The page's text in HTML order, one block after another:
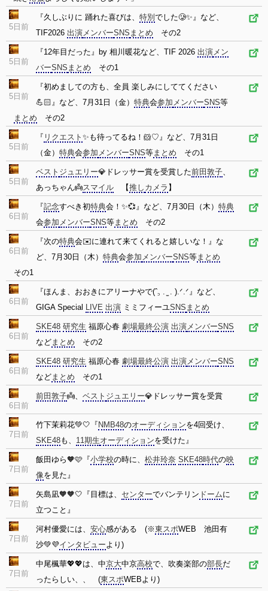
5日前
『久しぶりに 踊れた喜びは、 特別 でした🥲✨』など、
TIF2026 出演メンバーSNS まとめ その2
5日前
『12年目だった』by 相川暖花など、TIF 2026 出演メン
バーSNS まとめ その1
5日前
『初めましての方も、全員 楽しみにしててください
💪🏻』など、7月31日（金） 特典会参加 メンバーSNS等
まとめ その2
5日前
『 リクエスト ✨も待ってるね！🐹♡』など、7月31日
（金） 特典会参加 メンバーSNS等まとめ その1
5日前
ベスト ジュエリー💎ドレッサー賞を受賞した前田敦子、
あっちゃん👼スマイル 【推し カメラ 】
6日前
『記念すべき初特典会！✨💞』など、7月30日（木） 特典
会参加 メンバーSNS等まとめ その2
6日前
『次の特典会✉️に連れて来てくれると嬉しいな！』な
ど、7月30日（木） 特典会参加 メンバーSNS等まとめ
その1
6日前
『ほんま、おおきにアリーナやで(ˆ꜆ . ̫ . ).ᐟ.ᐟ』など、
GIGA Special LIVE 出演 ミミフィーユSNS まとめ
6日前
SKE48 研究生 福原心春 劇場最終公演 出演メンバーSNS
などまとめ その2
6日前
SKE48 研究生 福原心春 劇場最終公演 出演メンバーSNS
などまとめ その1
6日前
前田敦子👼、 ベスト ジュエリー💎ドレッサー賞を受賞
7日前
竹下茉莉花💚🤍『 NMB48のオーディションを4回受け、
SKE48も、 11期生オーディションを受けた』
7日前
飯田ゆら🧡🩷『小学校の時に、 松井玲奈 SKE48時代の映
像を見た』
7日前
矢島凪🧡🧡🤍『目標は、 センターでバンテリン ドームに
立つこと』
7日前
河村優愛には、 安心感がある (※東スポWEB 池田有
沙💚💜インタビューより)
7日前
中尾楓華💖💖は、中京大中京高校で、吹奏楽部の部長だ
ったらしい、、 (東スポWEBより)